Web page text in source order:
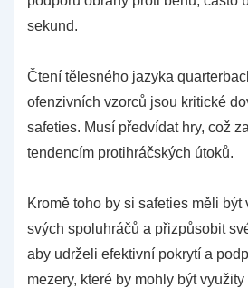
sekund.
Čtení tělesného jazyka
ofenzivních vzorců jsou kritické
safeties. Musí předvídat hry, což
tendencím protihráčských útoků.
Kromě toho by si safeties měli být
svých spoluhráčů a přizpůsobit
aby udrželi efektivní pokrytí a
mezery, které by mohly být využity